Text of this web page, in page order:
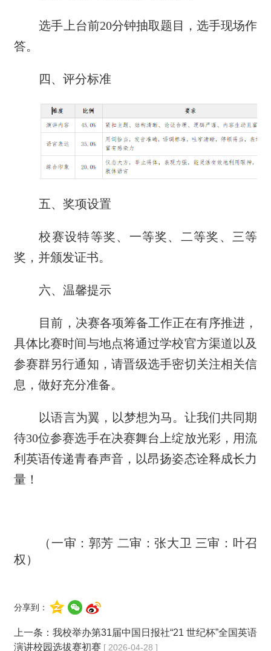
选手上台前20分钟抽取题目，选手现场作
答。
四、评分标准
五、奖项设置
校赛设特等奖、一等奖、二等奖、三等
奖，并颁发证书。
六、温馨提示
目前，决赛各项筹备工作正在有序推进，
具体比赛时间与地点将通过学校官方渠道以及
参赛群另行通知，请晋级选手密切关注相关信
息，做好充分准备。
以语言为翼，以梦想为马。让我们共同期
待30位参赛选手在决赛舞台上绽放光彩，用流
利英语传递青春声音，以昂扬姿态诠释成长力
量！
（一审：郭芳 二审：张大卫 三审：叶召
权）
分享到：
上一条： 我校举办第31届中国日报社“21 世纪杯”全国英语
演讲校园选拔赛初赛 [ 2026-04-28 ]